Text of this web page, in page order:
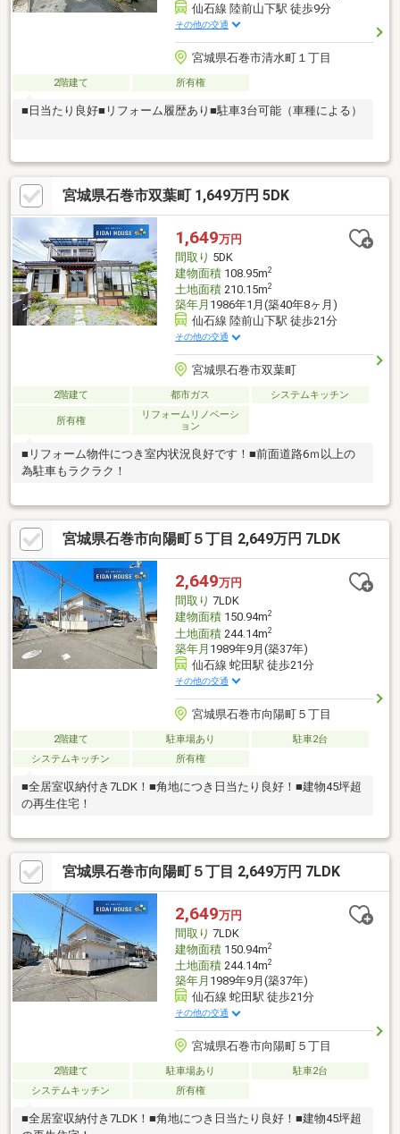
仙石線 陸前山下駅 徒歩9分
その他の交通
宮城県石巻市清水町１丁目
2階建て 所有権
■日当たり良好■リフォーム履歴あり■駐車3台可能（車種による）
宮城県石巻市双葉町 1,649万円 5DK
1,649万円
間取り 5DK
建物面積108.95m2
土地面積210.15m2
築年月 1986年1月(築40年8ヶ月)
仙石線 陸前山下駅 徒歩21分
その他の交通
宮城県石巻市双葉町
2階建て 都市ガス システムキッチン
所有権
リフォームリノベーシ
ョン
■リフォーム物件につき室内状況良好です！■前面道路6ｍ以上の
為駐車もラクラク！
宮城県石巻市向陽町５丁目 2,649万円 7LDK
2,649万円
間取り 7LDK
建物面積150.94m2
土地面積244.14m2
築年月 1989年9月(築37年)
仙石線 蛇田駅 徒歩21分
その他の交通
宮城県石巻市向陽町５丁目
2階建て 駐車場あり
駐車2台
システムキッチン
所有権
■全居室収納付き7LDK！■角地につき日当たり良好！■建物45坪超
の再生住宅！
宮城県石巻市向陽町５丁目 2,649万円 7LDK
2,649万円
間取り 7LDK
建物面積150.94m2
土地面積244.14m2
築年月 1989年9月(築37年)
仙石線 蛇田駅 徒歩21分
その他の交通
宮城県石巻市向陽町５丁目
2階建て 駐車場あり
駐車2台
システムキッチン
所有権
■全居室収納付き7LDK！■角地につき日当たり良好！■建物45坪超